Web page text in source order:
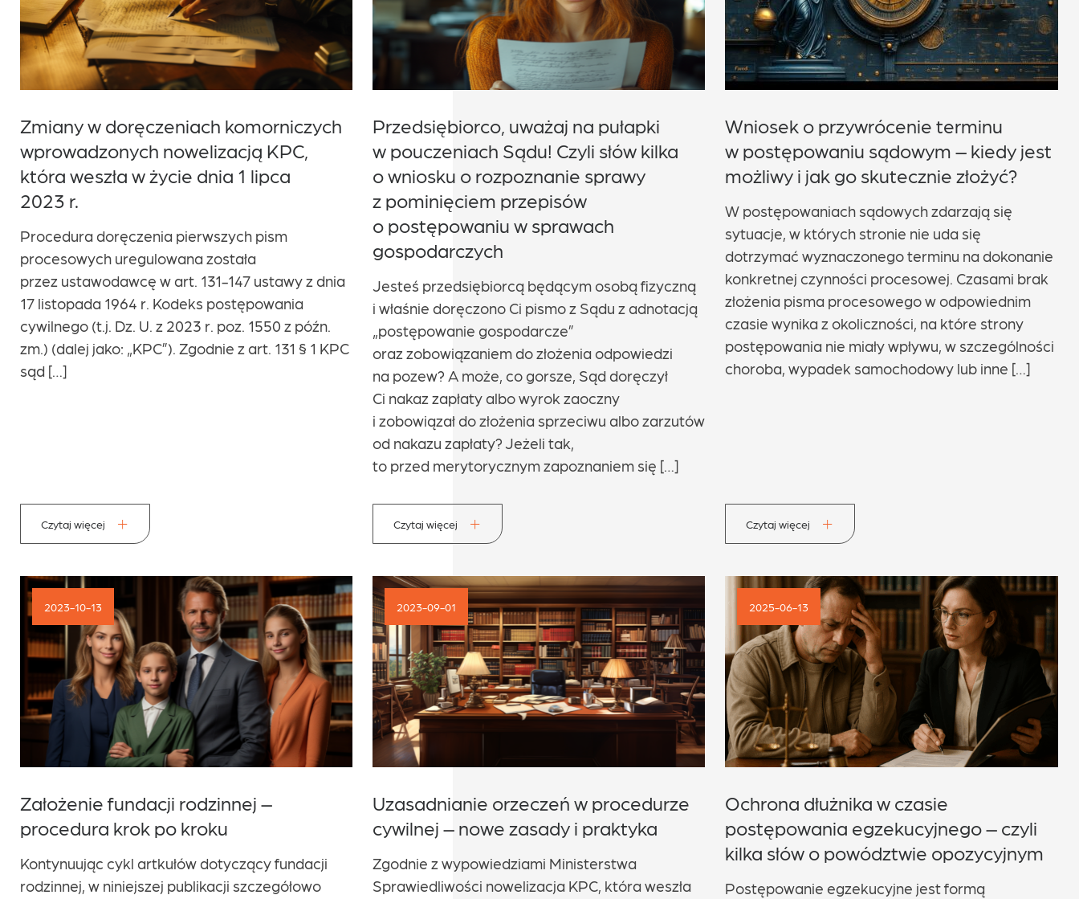
Zmiany w doręczeniach komorniczych
wprowadzonych nowelizacją KPC,
która weszła w życie dnia 1 lipca
2023 r.
Procedura doręczenia pierwszych pism
procesowych uregulowana została
przez ustawodawcę w art. 131-147 ustawy z dnia
17 listopada 1964 r. Kodeks postępowania
cywilnego (t.j. Dz. U. z 2023 r. poz. 1550 z późn.
zm.) (dalej jako: „KPC”). Zgodnie z art. 131 § 1 KPC
sąd […]
Czytaj więcej
Przedsiębiorco, uważaj na pułapki
w pouczeniach Sądu! Czyli słów kilka
o wniosku o rozpoznanie sprawy
z pominięciem przepisów
o postępowaniu w sprawach
gospodarczych
Jesteś przedsiębiorcą będącym osobą fizyczną
i właśnie doręczono Ci pismo z Sądu z adnotacją
„postępowanie gospodarcze”
oraz zobowiązaniem do złożenia odpowiedzi
na pozew? A może, co gorsze, Sąd doręczył
Ci nakaz zapłaty albo wyrok zaoczny
i zobowiązał do złożenia sprzeciwu albo zarzutów
od nakazu zapłaty? Jeżeli tak,
to przed merytorycznym zapoznaniem się […]
Czytaj więcej
Wniosek o przywrócenie terminu
w postępowaniu sądowym – kiedy jest
możliwy i jak go skutecznie złożyć?
W postępowaniach sądowych zdarzają się
sytuacje, w których stronie nie uda się
dotrzymać wyznaczonego terminu na dokonanie
konkretnej czynności procesowej. Czasami brak
złożenia pisma procesowego w odpowiednim
czasie wynika z okoliczności, na które strony
postępowania nie miały wpływu, w szczególności
choroba, wypadek samochodowy lub inne […]
Czytaj więcej
2023-10-13
Założenie fundacji rodzinnej –
procedura krok po kroku
Kontynuując cykl artkułów dotyczący fundacji
rodzinnej, w niniejszej publikacji szczegółowo
2023-09-01
Uzasadnianie orzeczeń w procedurze
cywilnej – nowe zasady i praktyka
Zgodnie z wypowiedziami Ministerstwa
Sprawiedliwości nowelizacja KPC, która weszła
2025-06-13
Ochrona dłużnika w czasie
postępowania egzekucyjnego – czyli
kilka słów o powództwie opozycyjnym
Postępowanie egzekucyjne jest formą